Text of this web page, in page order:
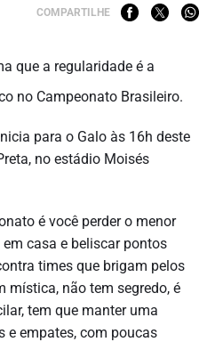
COMPARTILHE
que a regularidade é a
no Campeonato Brasileiro.
para o Galo às 16h deste
no estádio Moisés
é você perder o menor
casa e beliscar pontos
times que brigam pelos
mística, não tem segredo, é
tem que manter uma
e empates, com poucas